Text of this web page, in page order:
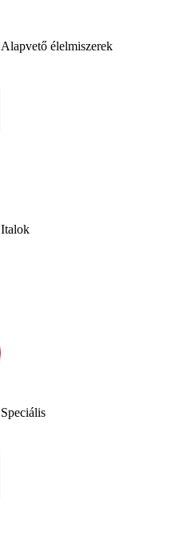
Alapvető élelmiszerek
Italok
Speciális